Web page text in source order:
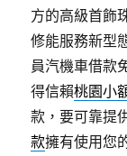
方的高級首飾
修能服務新型
員汽機車借款
得信賴桃園小
款，要可靠提
款擁有使用您